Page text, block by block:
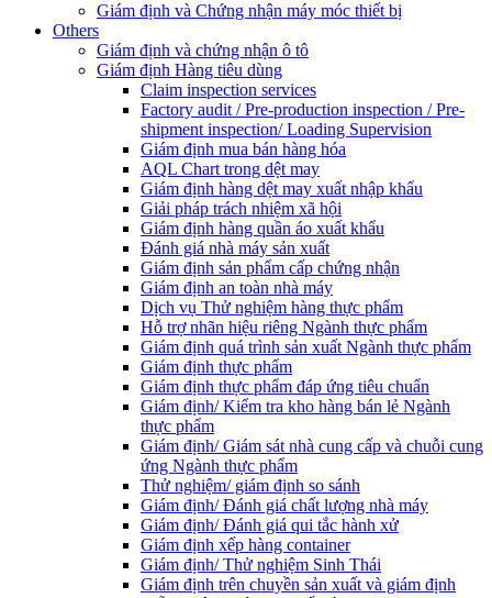
Giám định và Chứng nhận máy móc thiết bị
Others
Giám định và chứng nhận ô tô
Giám định Hàng tiêu dùng
Claim inspection services
Factory audit / Pre-production inspection / Pre-
shipment inspection/ Loading Supervision
Giám định mua bán hàng hóa
AQL Chart trong dệt may
Giám định hàng dệt may xuất nhập khẩu
Giải pháp trách nhiệm xã hội
Giám định hàng quần áo xuất khẩu
Đánh giá nhà máy sản xuất
Giám định sản phẩm cấp chứng nhận
Giám định an toàn nhà máy
Dịch vụ Thử nghiệm hàng thực phẩm
Hỗ trợ nhãn hiệu riêng Ngành thực phẩm
Giám định quá trình sản xuất Ngành thực phẩm
Giám định thực phẩm
Giám định thực phẩm đáp ứng tiêu chuẩn
Giám định/ Kiểm tra kho hàng bán lẻ Ngành
thực phẩm
Giám định/ Giám sát nhà cung cấp và chuỗi cung
ứng Ngành thực phẩm
Thử nghiệm/ giám định so sánh
Giám định/ Đánh giá chất lượng nhà máy
Giám định/ Đánh giá qui tắc hành xử
Giám định xếp hàng container
Giám định/ Thử nghiệm Sinh Thái
Giám định trên chuyền sản xuất và giám định